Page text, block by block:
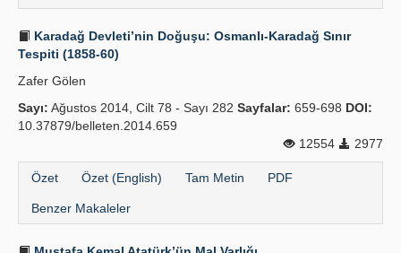
Karadağ Devleti’nin Doğuşu: Osmanlı-Karadağ Sınır
Tespiti (1858-60)
Zafer Gölen
Sayı: Ağustos 2014, Cilt 78 - Sayı 282 Sayfalar: 659-698 DOI:
10.37879/belleten.2014.659
12554
2977
Özet Özet (English) Tam Metin PDF
Benzer Makaleler